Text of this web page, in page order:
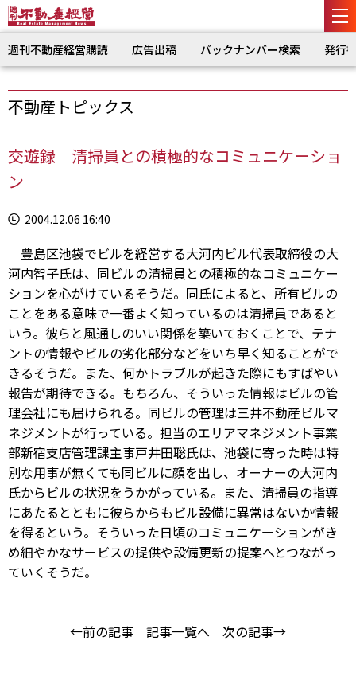
週刊不動産経営購読 広告出稿 バックナンバー検索 発行
不動産トピックス
交遊録 清掃員との積極的なコミュニケーショ
ン
2004.12.06 16:40
豊島区池袋でビルを経営する大河内ビル代表取締役の大
河内智子氏は、同ビルの清掃員との積極的なコミュニケー
ションを心がけているそうだ。同氏によると、所有ビルの
ことをある意味で一番よく知っているのは清掃員であると
いう。彼らと風通しのいい関係を築いておくことで、テナ
ントの情報やビルの劣化部分などをいち早く知ることがで
きるそうだ。また、何かトラブルが起きた際にもすばやい
報告が期待できる。もちろん、そういった情報はビルの管
理会社にも届けられる。同ビルの管理は三井不動産ビルマ
ネジメントが行っている。担当のエリアマネジメント事業
部新宿支店管理課主事戸井田聡氏は、池袋に寄った時は特
別な用事が無くても同ビルに顔を出し、オーナーの大河内
氏からビルの状況をうかがっている。また、清掃員の指導
にあたるとともに彼らからもビル設備に異常はないか情報
を得るという。そういった日頃のコミュニケーションがき
め細やかなサービスの提供や設備更新の提案へとつながっ
ていくそうだ。
←前の記事 記事一覧へ 次の記事→